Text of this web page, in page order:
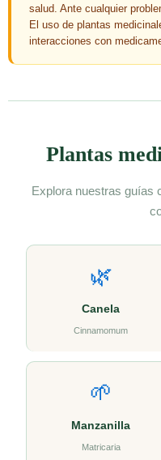
salud. Ante cualquier
El uso de plantas
interacciones con
Plantas
Explora nuestras guías
🌿
Canela
Cinnamomum
🌱
Manzanilla
Matricaria